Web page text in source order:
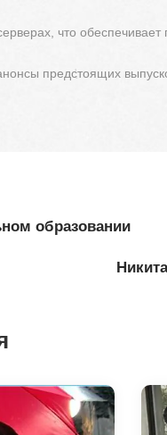
что
предстоящих
образовании